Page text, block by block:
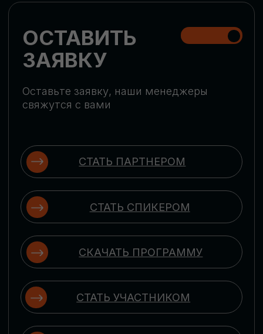
актуальных трендов глобальной цифровой
трансформации. Узнаем о новых подходах
массовом использовании ИИ-
инструментов, обеспечении
ИСКУССТВЕННЫЙ
Узнаем как компании адаптируются к
новой ИИ-реальности. Как ИИ-
сотрудники становятся
«полноправными» членами команды, как
ИИ-помощники забирают на себя рутину
и как можно значительно увеличить
производительность без огромных
затрат на нейросети
ЦИФРОВИЗАЦИЯ
УПРАВЛЕНИЯ ПЕРСОНАЛОМ
Рассмотрим управление человеческим
комплексные решения для роста
производительности и кейсы
оптимизации процессов найма,
развития, оценки и удержания